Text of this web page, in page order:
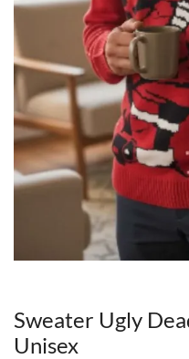
Sweater Ugly
Unisex